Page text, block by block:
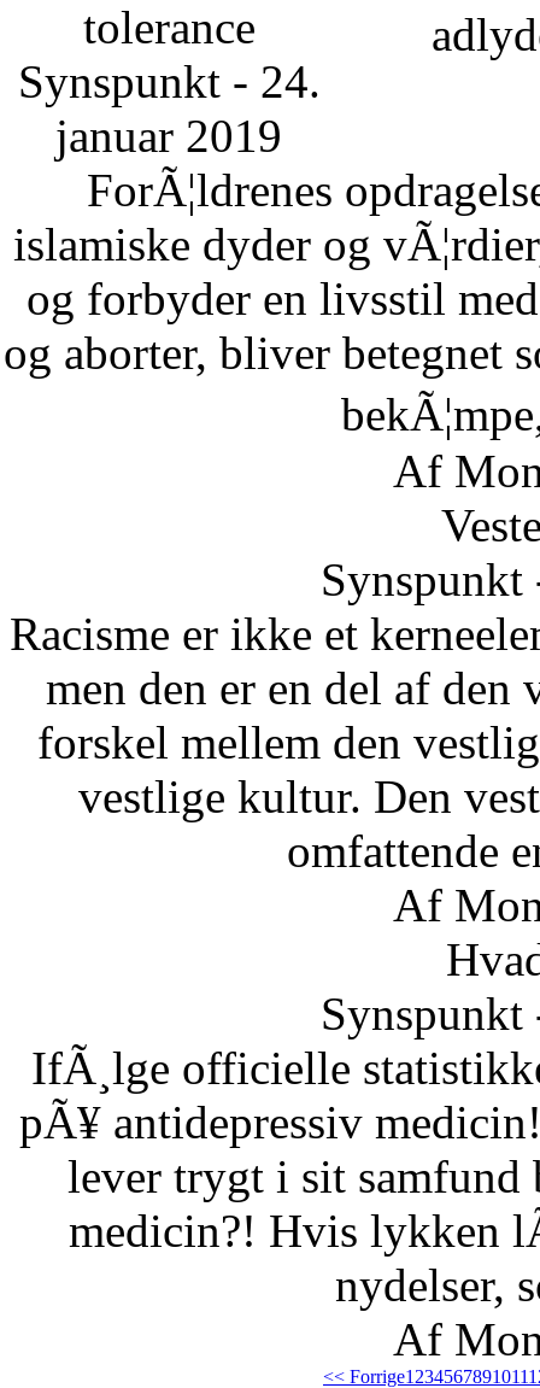
tolerance
Synspunkt - 24.
januar 2019
ForÃ¦ldrenes
islamiske dyder og
og forbyder en livsstil
og aborter, bliver betegnet
Af
Synspunkt
Racisme er ikke et
men den er en del af
forskel mellem den
vestlige kultur. Den
omfattende
Af
Synspunkt
IfÃ¸lge officielle
pÃ¥ antidepressiv
lever trygt i sit samfund
medicin?! Hvis lykken
nydelser,
Af
<< Forrige1 234567891011